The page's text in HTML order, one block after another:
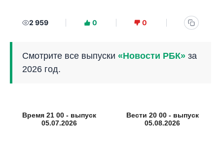
2 959 0 0
Смотрите все выпуски «Новости РБК» за
2026 год.
Время 21 00 - выпуск
05.07.2026
Вести 20 00 - выпуск
05.08.2026